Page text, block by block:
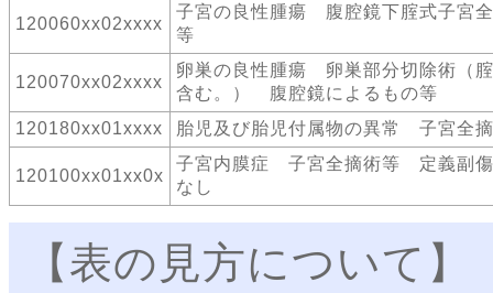
120060xx02xxxx
子宮の良性腫瘍 腹腔鏡下腟式子宮
等
120070xx02xxxx
卵巣の良性腫瘍 卵巣部分切除術（
含む。） 腹腔鏡によるもの等
120180xx01xxxx
胎児及び胎児付属物の異常 子宮全
120100xx01xx0x
子宮内膜症 子宮全摘術等 定義副
なし
【表の見方について】